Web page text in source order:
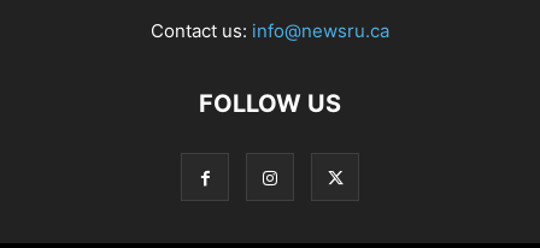
Contact us: info@newsru.ca
FOLLOW US